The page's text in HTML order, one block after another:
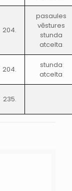
204.
pasaules
vēstures
stunda
atcelta
204.
stunda
atcelta
235.